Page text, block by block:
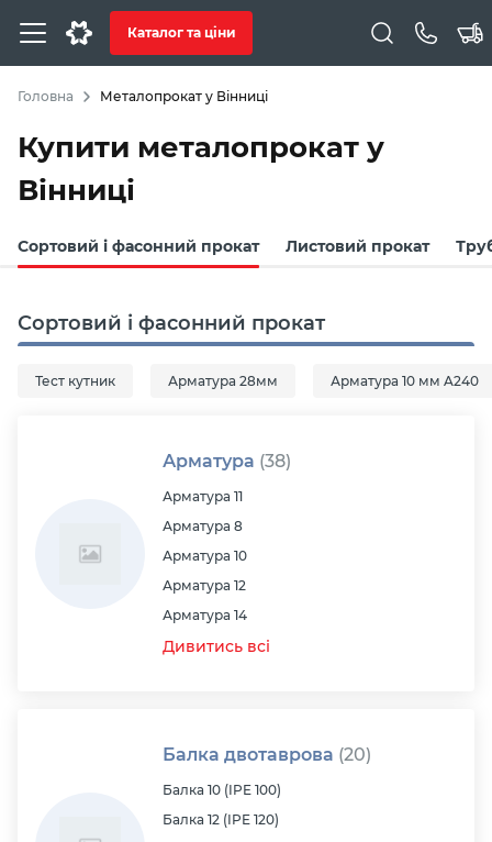
Каталог та ціни
Головна Металопрокат у Вінниці
Купити металопрокат у
Вінниці
Сортовий і фасонний прокат Листовий прокат
Сортовий і фасонний прокат
Тест кутник Арматура 28мм Арматура 10 мм A240
Арматура (38)
Арматура 11
Арматура 8
Арматура 10
Арматура 12
Арматура 14
Дивитись всі
Балка двотаврова (20)
Балка 10 (IPE 100)
Балка 12 (IPE 120)